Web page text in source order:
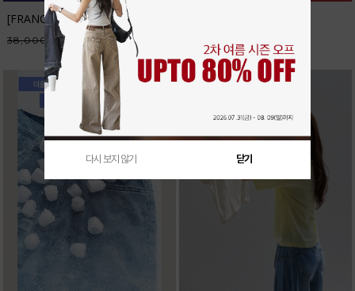
[FRANCAIS] 테너리프 반팔 니트_F6H298KN
38,000 32,300 (5,700할인
다시 보지 않기 닫기